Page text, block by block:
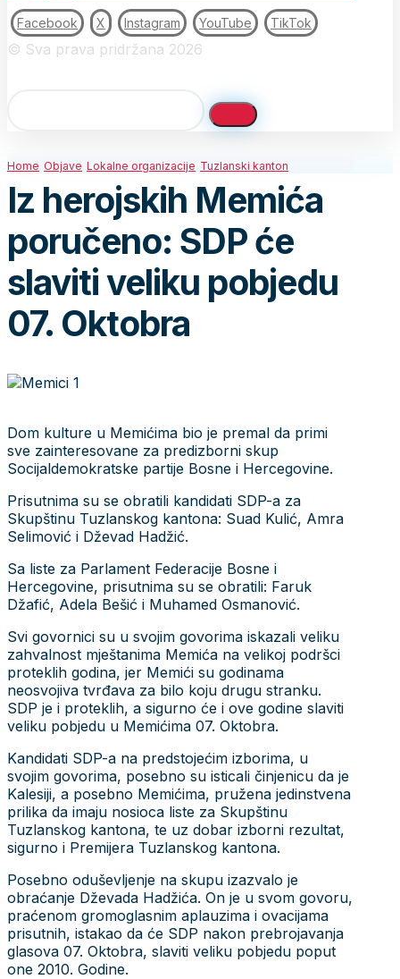
Facebook X Instagram YouTube TikTok
© Sva prava pridržana 2026
Home Objave Lokalne organizacije Tuzlanski kanton
Iz herojskih Memića
poručeno: SDP će
slaviti veliku pobjedu
07. Oktobra
Dom kulture u Memićima bio je premal da primi
sve zainteresovane za predizborni skup
Socijaldemokratske partije Bosne i Hercegovine.
Prisutnima su se obratili kandidati SDP-a za
Skupštinu Tuzlanskog kantona: Suad Kulić, Amra
Selimović i Dževad Hadžić.
Sa liste za Parlament Federacije Bosne i
Hercegovine, prisutnima su se obratili: Faruk
Džafić, Adela Bešić i Muhamed Osmanović.
Svi govornici su u svojim govorima iskazali veliku
zahvalnost mještanima Memića na velikoj podršci
proteklih godina, jer Memići su godinama
neosvojiva tvrđava za bilo koju drugu stranku.
SDP je i proteklih, a sigurno će i ove godine slaviti
veliku pobjedu u Memićima 07. Oktobra.
Kandidati SDP-a na predstojećim izborima, u
svojim govorima, posebno su isticali činjenicu da je
Kalesiji, a posebno Memićima, pružena jedinstvena
prilika da imaju nosioca liste za Skupštinu
Tuzlanskog kantona, te uz dobar izborni rezultat,
sigurno i Premijera Tuzlanskog kantona.
Posebno oduševljenje na skupu izazvalo je
obraćanje Dževada Hadžića. On je u svom govoru,
praćenom gromoglasnim aplauzima i ovacijama
prisutnih, istakao da će SDP nakon prebrojavanja
glasova 07. Oktobra, slaviti veliku pobjedu poput
one 2010. Godine.